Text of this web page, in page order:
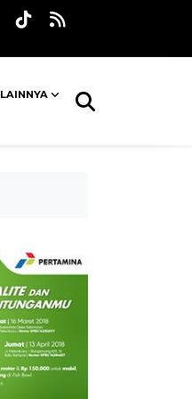
LAINNYA